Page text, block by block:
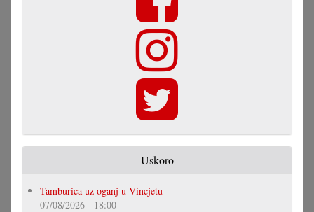
Uskoro
Tamburica uz oganj u Vincjetu
07/08/2026 - 18:00